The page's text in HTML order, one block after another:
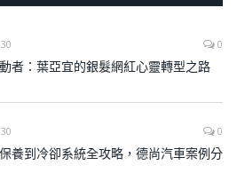
0
者：葉亞宜的銀髮網紅心靈轉型之路
0
養到冷卻系統全攻略，德尚汽車案例分